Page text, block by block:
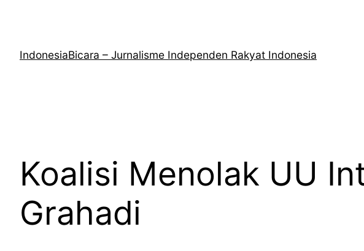
IndonesiaBicara – Jurnalisme Independen Rakyat Indonesia
Koalisi Menolak UU
Grahadi